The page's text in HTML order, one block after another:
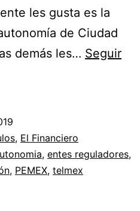
les gusta es la
de Ciudad
demás les… Seguir
, El Financiero
, entes reguladores,
, PEMEX, telmex